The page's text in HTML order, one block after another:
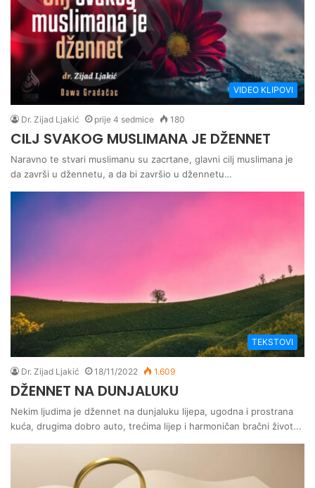
VIDEO KLIPOVI
Dr. Zijad Ljakić prije 4 sedmice 180
CILJ SVAKOG MUSLIMANA JE DŽENNET
Naravno te stvari muslimanu su zacrtane, glavni cilj muslimana je
da završi u džennetu, a da bi završio u džennetu…
TEKSTOVI
Dr. Zijad Ljakić 18/11/2022 1.609
DŽENNET NA DUNJALUKU
Nekim ljudima je džennet na dunjaluku lijepa, ugodna i prostrana
kuća, drugima dobro auto, trećima lijep i harmoničan bračni život...